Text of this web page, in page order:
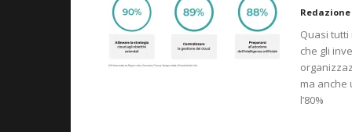
Quasi tutti
che gli
ma anche
l’80%